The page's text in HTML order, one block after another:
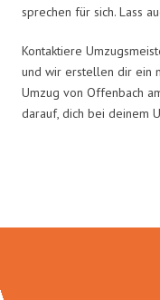
sprechen für sich. Lass
Kontaktiere
und wir erstellen dir ein
Umzug von Offenbach
darauf, dich bei deinem